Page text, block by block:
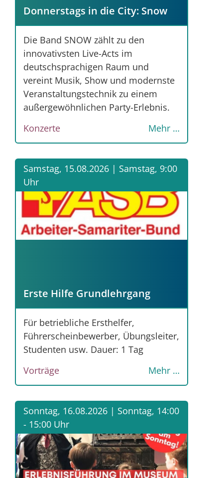
Donnerstags in die City: Snow
Die Band SNOW zählt zu den
innovativsten Live-Acts im
deutschsprachigen Raum und
vereint Musik, Show und modernste
Veranstaltungstechnik zu einem
außergewöhnlichen Party-Erlebnis.
Konzerte
Mehr …
Samstag, 15.08.2026 | Samstag, 9:00
Uhr
Erste Hilfe Grundlehrgang
Für betriebliche Ersthelfer,
Führerscheinbewerber, Übungsleiter,
Studenten usw. Dauer: 1 Tag
Vorträge
Mehr …
Sonntag, 16.08.2026 | Sonntag, 14:00
- 15:00 Uhr